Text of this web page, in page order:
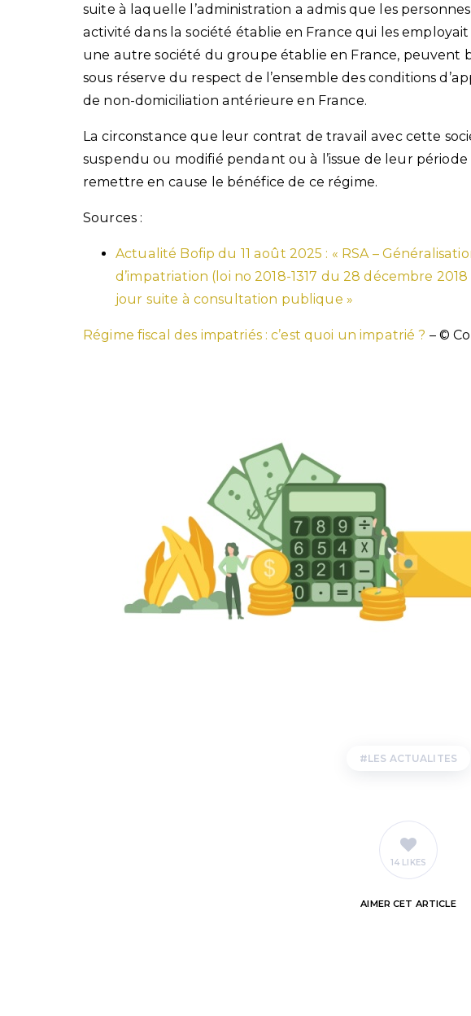
suite à laquelle l’administration a admis que les
activité dans la société établie en France qui les
une autre société du groupe établie en France, peuvent
sous réserve du respect de l’ensemble des conditions
de non-domiciliation antérieure en France.
La circonstance que leur contrat de travail avec cette
suspendu ou modifié pendant ou à l’issue de leur période
remettre en cause le bénéfice de ce régime.
Sources :
Actualité Bofip du 11 août 2025 : « RSA –
d’impatriation (loi no 2018-1317 du 28 décembre
jour suite à consultation publique »
Régime fiscal des impatriés : c’est quoi un impatrié ? – ©
LES ACTUALITES
14 LIKES
AIMER CET ARTICLE